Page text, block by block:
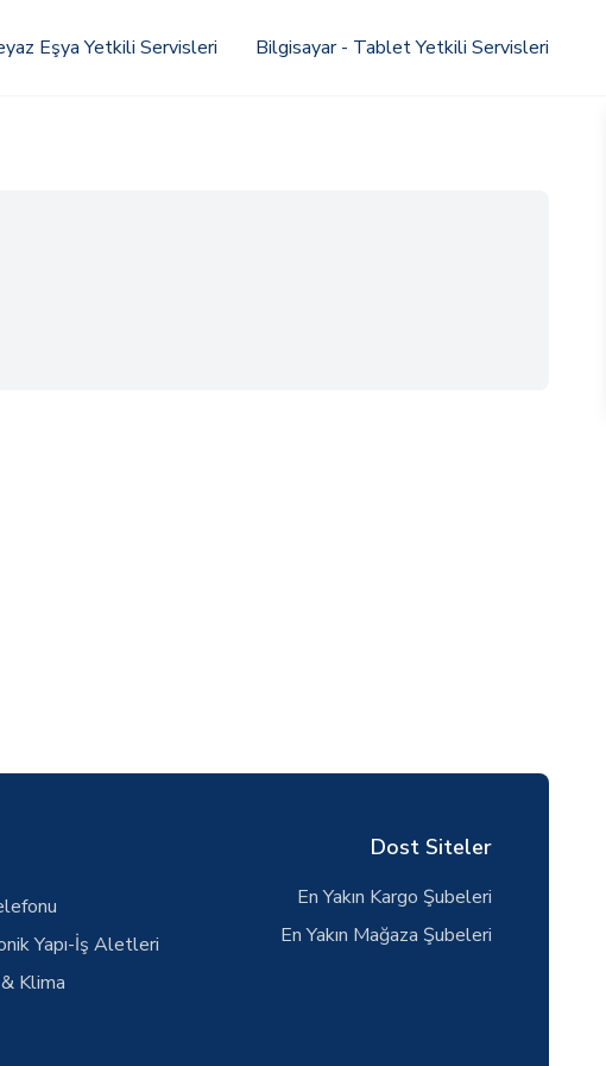
Eşya Yetkili Servisleri Bilgisayar - Tablet Yetkili Servisleri
Yapı-İş Aletleri
Klima
Dost Siteler
En Yakın Kargo Şubeleri
En Yakın Mağaza Şubeleri